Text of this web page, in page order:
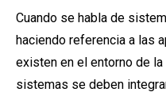
Cuando se habla de
haciendo referencia a las
existen en el entorno de
sistemas se deben